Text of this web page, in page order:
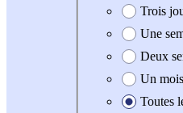
Trois
Une
Deux
Un mois
Toutes